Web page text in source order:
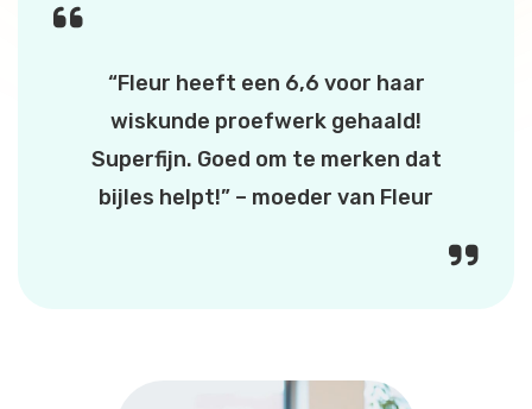
“Fleur heeft een 6,6 voor haar
wiskunde proefwerk gehaald!
Superfijn. Goed om te merken dat
bijles helpt!” – moeder van Fleur